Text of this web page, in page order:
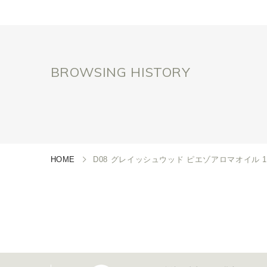
BROWSING HISTORY
HOME D08 グレイッシュウッド ピエゾアロマオイル